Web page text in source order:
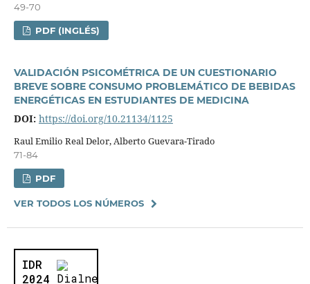
49-70
PDF (INGLÉS)
VALIDACIÓN PSICOMÉTRICA DE UN CUESTIONARIO
BREVE SOBRE CONSUMO PROBLEMÁTICO DE BEBIDAS
ENERGÉTICAS EN ESTUDIANTES DE MEDICINA
DOI: https://doi.org/10.21134/1125
Raul Emilio Real Delor, Alberto Guevara-Tirado
71-84
PDF
VER TODOS LOS NÚMEROS